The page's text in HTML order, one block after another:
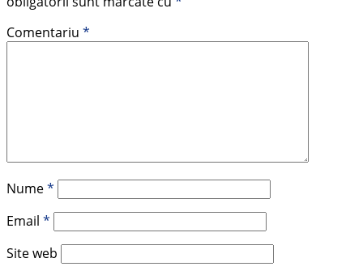
Comentariu *
Nume*
Email *
Site web